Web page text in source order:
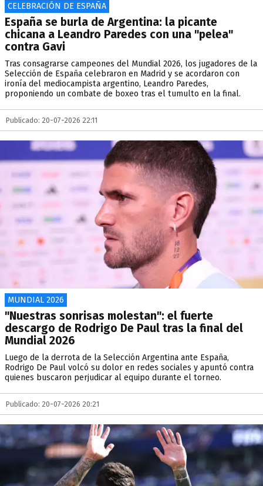
CELEBRACIÓN DE ESPAÑA
España se burla de Argentina: la picante
chicana a Leandro Paredes con una "pelea"
contra Gavi
Tras consagrarse campeones del Mundial 2026, los jugadores de la
Selección de España celebraron en Madrid y se acordaron con
ironía del mediocampista argentino, Leandro Paredes,
proponiendo un combate de boxeo tras el tumulto en la final.
Publicado: 20-07-2026 22:11
MUNDIAL 2026
"Nuestras sonrisas molestan": el fuerte
descargo de Rodrigo De Paul tras la final del
Mundial 2026
Luego de la derrota de la Selección Argentina ante España,
Rodrigo De Paul volcó su dolor en redes sociales y apuntó contra
quienes buscaron perjudicar al equipo durante el torneo.
Publicado: 20-07-2026 20:21